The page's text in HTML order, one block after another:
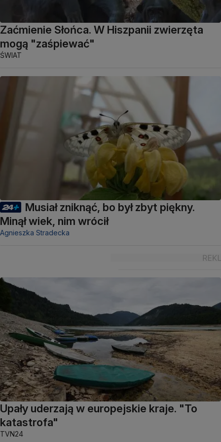
Zaćmienie Słońca. W Hiszpanii zwierzęta
mogą "zaśpiewać"
ŚWIAT
Musiał zniknąć, bo był zbyt piękny.
Minął wiek, nim wrócił
Agnieszka Stradecka
Upały uderzają w europejskie kraje. "To
katastrofa"
TVN24